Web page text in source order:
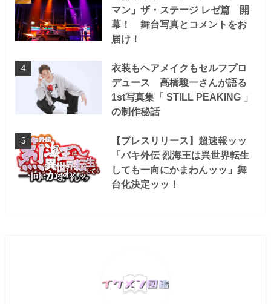
マン」ザ・ステージ レゼ篇 開
幕！ 舞台写真とコメントをお
届け！
衣装もヘアメイクもセルフプロ
デュース 高橋駿一さんが語る
1st写真集「 STILL PEAKING 」
の制作秘話
【プレスリリース】超速報ッッ
「バキ外伝 烈海王は異世界転生
しても一向にかまわんッッ」舞
台化決定ッッ！